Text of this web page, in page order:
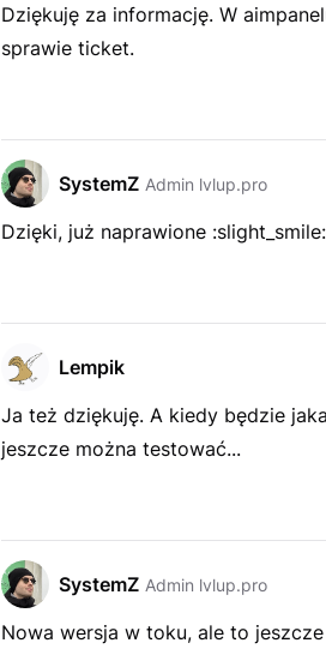
Dziękuję za informację. W
sprawie ticket.
SystemZ Admin lvlup.pro
Dzięki, już naprawione :slight_smile:
Lempik
Ja też dziękuję. A kiedy będzie
jeszcze można testować...
SystemZ Admin lvlup.pro
Nowa wersja w toku, ale to